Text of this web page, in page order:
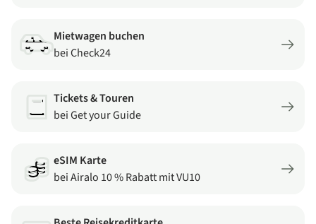
Mietwagen buchen
bei Check24
Tickets & Touren
bei Get your Guide
eSIM Karte
bei Airalo 10 % Rabatt mit VU10